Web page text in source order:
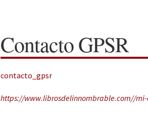
Contacto GPSR
contacto_gpsr
https://www.librosdelinnombrable.com//